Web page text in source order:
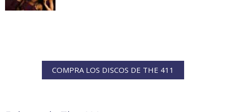
COMPRA LOS DISCOS DE THE 411